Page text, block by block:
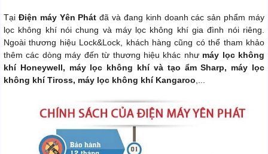
Tại Điện máy Yên Phát đã và đang kinh doanh các sản phẩm máy
lọc không khí nói chung và máy lọc không khí gia đình nói riêng.
Ngoài thương hiệu Lock&Lock, khách hàng cũng có thể tham khảo
thêm các dòng máy đến từ thương hiệu khác như máy lọc không
khí Honeywell, máy lọc không khí và tạo ẩm Sharp, máy lọc
không khí Tiross, máy lọc không khí Kangaroo